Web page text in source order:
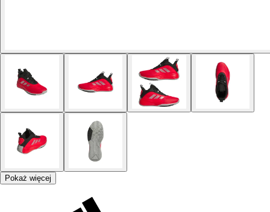
Pokaż więcej